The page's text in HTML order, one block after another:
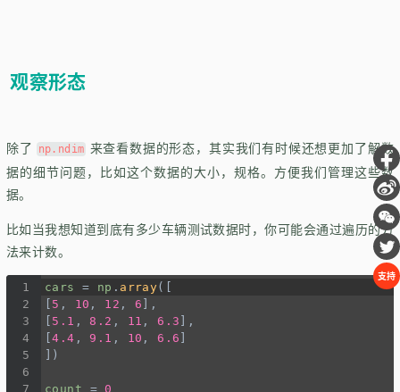
支持
观察形态
除了 np.ndim 来查看数据的形态，其实我们有时候还想更加了解数
据的细节问题，比如这个数据的大小，规格。方便我们管理这些数
据。
比如当我想知道到底有多少车辆测试数据时，你可能会通过遍历的方
法来计数。
1 cars = np . array([
2
5 , 10 , 12 , 6 ],
3
5.1 , 8.2 , 11 , 6.3 ],
4
[4.4 , 9.1 , 10 , 6.6
5
])
6
7
count = 0